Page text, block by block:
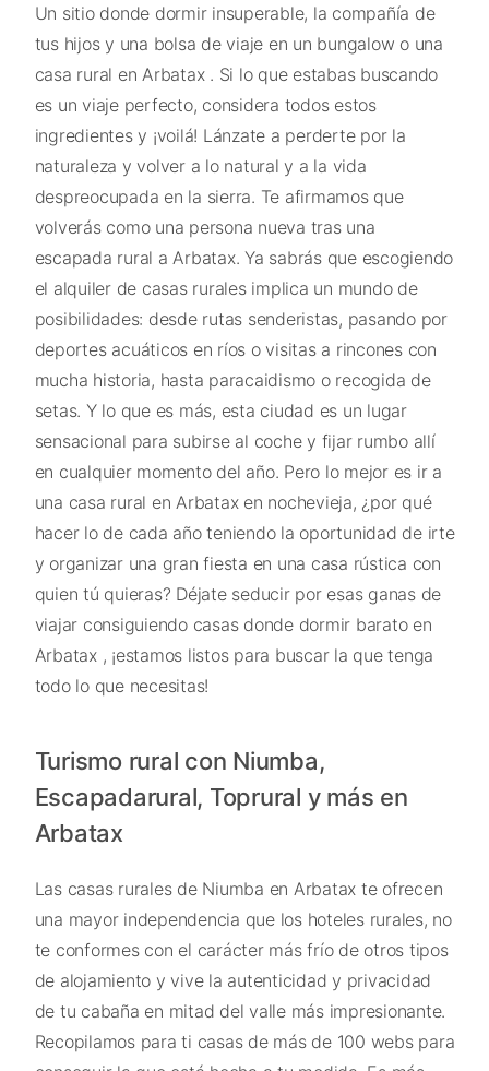
Un sitio donde dormir insuperable, la compañía de
tus hijos y una bolsa de viaje en un bungalow o una
casa rural en Arbatax . Si lo que estabas buscando
es un viaje perfecto, considera todos estos
ingredientes y ¡voilá! Lánzate a perderte por la
naturaleza y volver a lo natural y a la vida
despreocupada en la sierra. Te afirmamos que
volverás como una persona nueva tras una
escapada rural a Arbatax. Ya sabrás que escogiendo
el alquiler de casas rurales implica un mundo de
posibilidades: desde rutas senderistas, pasando por
deportes acuáticos en ríos o visitas a rincones con
mucha historia, hasta paracaidismo o recogida de
setas. Y lo que es más, esta ciudad es un lugar
sensacional para subirse al coche y fijar rumbo allí
en cualquier momento del año. Pero lo mejor es ir a
una casa rural en Arbatax en nochevieja, ¿por qué
hacer lo de cada año teniendo la oportunidad de irte
y organizar una gran fiesta en una casa rústica con
quien tú quieras? Déjate seducir por esas ganas de
viajar consiguiendo casas donde dormir barato en
Arbatax , ¡estamos listos para buscar la que tenga
todo lo que necesitas!
Turismo rural con Niumba,
Escapadarural, Toprural y más en
Arbatax
Las casas rurales de Niumba en Arbatax te ofrecen
una mayor independencia que los hoteles rurales, no
te conformes con el carácter más frío de otros tipos
de alojamiento y vive la autenticidad y privacidad
de tu cabaña en mitad del valle más impresionante.
Recopilamos para ti casas de más de 100 webs para